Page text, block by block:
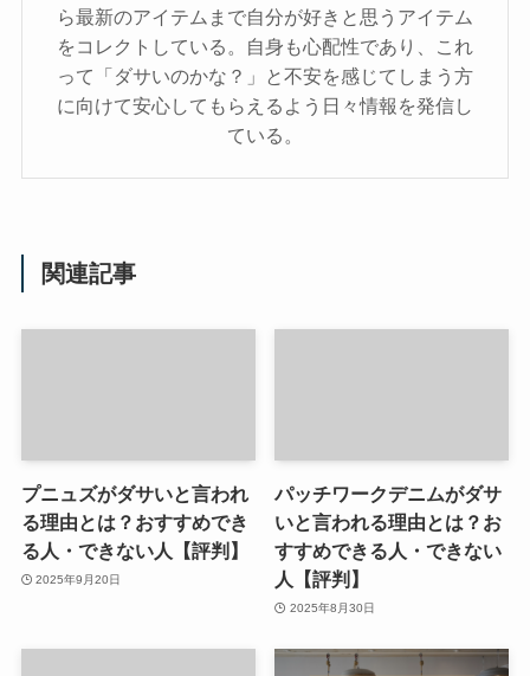
ら最新のアイテムまで自分が好きと思うアイテム
をコレクトしている。自身も心配性であり、これ
って「ダサいのかな？」と不安を感じてしまう方
に向けて安心してもらえるよう日々情報を発信し
ている。
関連記事
プニュズがダサいと言われ
る理由とは？おすすめでき
る人・できない人【評判】
2025年9月20日
パッチワークデニムがダサ
いと言われる理由とは？お
すすめできる人・できない
人【評判】
2025年8月30日